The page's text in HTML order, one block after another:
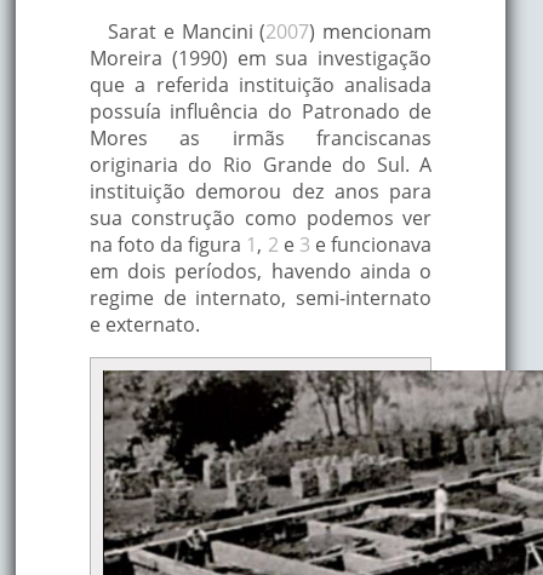
Sarat e Mancini (2007) mencionam
Moreira (1990) em sua investigação
que a referida instituição analisada
possuía influência do Patronado de
Mores as irmãs franciscanas
originaria do Rio Grande do Sul. A
instituição demorou dez anos para
sua construção como podemos ver
na foto da figura 1, 2 e 3 e funcionava
em dois períodos, havendo ainda o
regime de internato, semi-internato
e externato.